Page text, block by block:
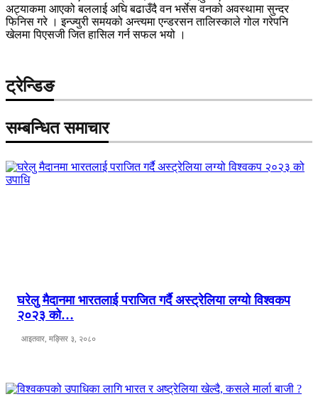
अट्याकमा आएको बललाई अघि बढाउँदै वन भर्सेस वनको अवस्थामा सुन्दर
फिनिस गरे । इन्ज्युरी समयको अन्त्यमा एन्डरसन तालिस्काले गोल गरेपनि
खेलमा पिएसजी जित हासिल गर्न सफल भयो ।
ट्रेन्डिङ
सम्बन्धित समाचार
घरेलु मैदानमा भारतलाई पराजित गर्दै अस्ट्रेलिया लग्यो विश्वकप
२०२३ को…
आइतवार, मङ्सिर ३, २०८०